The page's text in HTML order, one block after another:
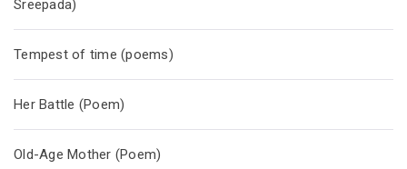
Sreepada)
Tempest of time (poems)
Her Battle (Poem)
Old-Age Mother (Poem)